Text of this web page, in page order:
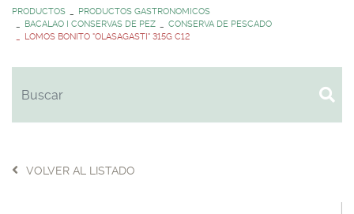
PRODUCTOS
PRODUCTOS GASTRONOMICOS
BACALAO I CONSERVAS DE PEZ
CONSERVA DE PESCADO
LOMOS BONITO "OLASAGASTI" 315G C12
VOLVER AL LISTADO